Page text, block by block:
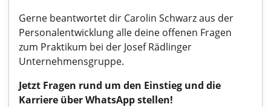
Gerne beantwortet dir Carolin Schwarz aus der
Personalentwicklung alle deine offenen Fragen
zum Praktikum bei der Josef Rädlinger
Unternehmensgruppe.
Jetzt Fragen rund um den Einstieg und die
Karriere über WhatsApp stellen!